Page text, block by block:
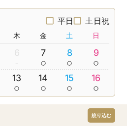
平日 土日祝
木 金 土 日
6 7 8 9
13 14 15 16
絞り込む